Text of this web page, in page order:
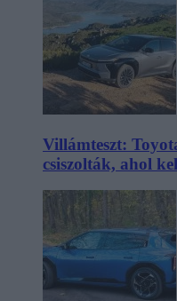
Villámteszt:
csiszolták, ahol